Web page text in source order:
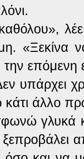
«Ξεκίνα
την επόμενη
Δεν υπάρχει
άλλο
γλυκά